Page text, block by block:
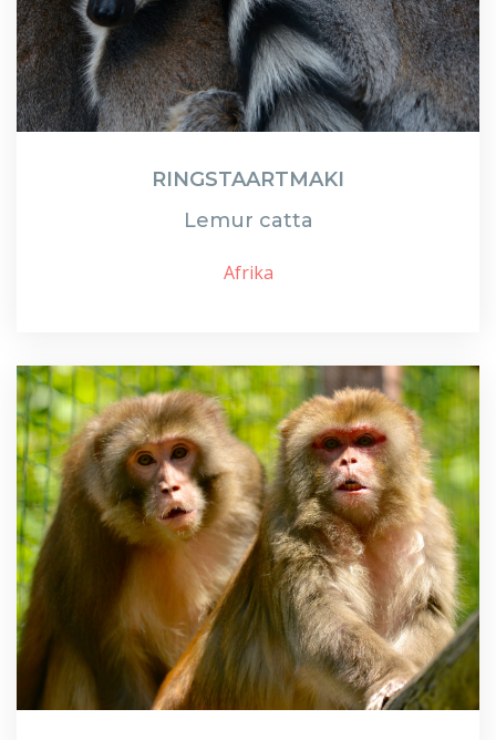
RINGSTAARTMAKI
Lemur catta
Afrika